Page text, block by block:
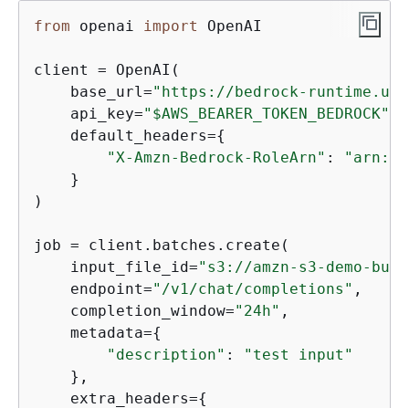
from openai import OpenAI
client = OpenAI(
    base_url=
"https://bedrock-runtime.us-
    api_key=
"$AWS_BEARER_TOKEN_BEDROCK"
    default_headers=
{
"X-Amzn-Bedrock-RoleArn" :
    }
)
job = client.batches.create(
    input_file_id=
"s3://amzn-s3-demo-
    endpoint=
"/v1/chat/completions" ,
    completion_window=
"24h" ,
    metadata=
{
"description" :
"test input"
    },
    extra_headers=
{